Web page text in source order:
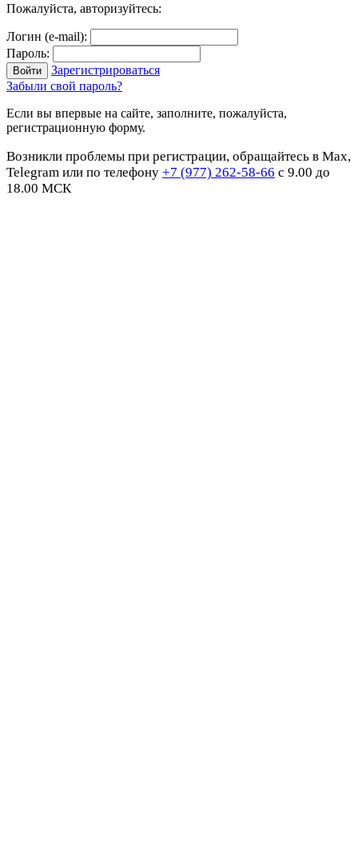
Пожалуйста, авторизуйтесь:
Логин (e-mail):
Пароль:
Зарегистрироваться
Забыли свой пароль?
Если вы впервые на сайте, заполните, пожалуйста,
регистрационную форму.
Возникли проблемы при регистрации, обращайтесь в Max,
Telegram или по телефону +7 (977) 262-58-66 с 9.00 до
18.00 МСК